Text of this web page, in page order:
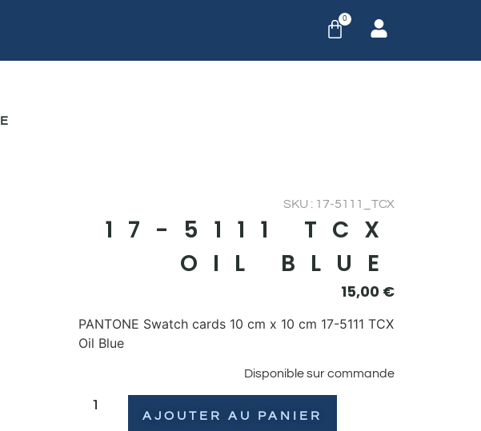
0
SKU : 17-5111_TCX
17-5111 TCX
OIL BLUE
15,00 €
PANTONE Swatch cards 10 cm x 10 cm 17-5111 TCX
Oil Blue
Disponible sur commande
AJOUTER AU PANIER